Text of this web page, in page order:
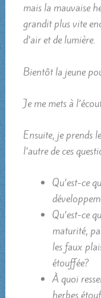
mais la mauvaise
grandit plus vite
d’air et de lumière.
Bientôt la jeune
Je me mets à
Ensuite, je prends
l’autre de ces
Qu’est-ce
Qu’est-ce
maturité,
les faux
étouffée?
À quoi